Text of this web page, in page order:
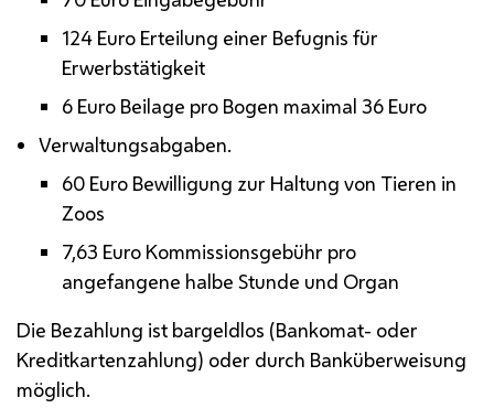
124 Euro Erteilung einer Befugnis für
Erwerbstätigkeit
6 Euro Beilage pro Bogen maximal 36 Euro
Verwaltungsabgaben.
60 Euro Bewilligung zur Haltung von Tieren in
Zoos
7,63 Euro Kommissionsgebühr pro
angefangene halbe Stunde und Organ
Die Bezahlung ist bargeldlos (Bankomat- oder
Kreditkartenzahlung) oder durch Banküberweisung
möglich.